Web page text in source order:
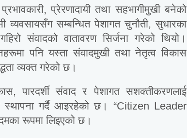
प्रेरणादायी तथा सहभागीमुखी बनेको
व्यवसायसँग सम्बन्धित पेशागत चुनौती, सुधारका
संवादको वातावरण सिर्जना गरेको थियो।
पनि यस्ता संवादमुखी तथा नेतृत्व विकास
व्यक्त गरेको छ।
पारदर्शी संवाद र पेशागत सशक्तीकरणलाई
स्थापना गर्दै आइरहेको छ। “Citizen Leader
रूपमा लिइएको छ।